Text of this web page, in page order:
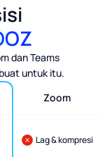
dan Teams
untuk itu.
Zoom
Lag & kompresi